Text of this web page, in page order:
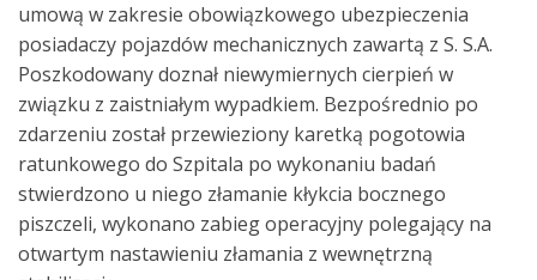
umową w zakresie obowiązkowego ubezpieczenia
posiadaczy pojazdów mechanicznych zawartą z S. S.A.
Poszkodowany doznał niewymiernych cierpień w
związku z zaistniałym wypadkiem. Bezpośrednio po
zdarzeniu został przewieziony karetką pogotowia
ratunkowego do Szpitala po wykonaniu badań
stwierdzono u niego złamanie kłykcia bocznego
piszczeli, wykonano zabieg operacyjny polegający na
otwartym nastawieniu złamania z wewnętrzną